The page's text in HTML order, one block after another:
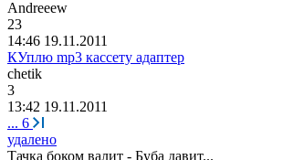
Andreeew
23
14:46 19.11.2011
КУплю mp3 кассету адаптер
chetik
3
13:42 19.11.2011
... 6
удалено
Тачка боком валит - Буба давит...